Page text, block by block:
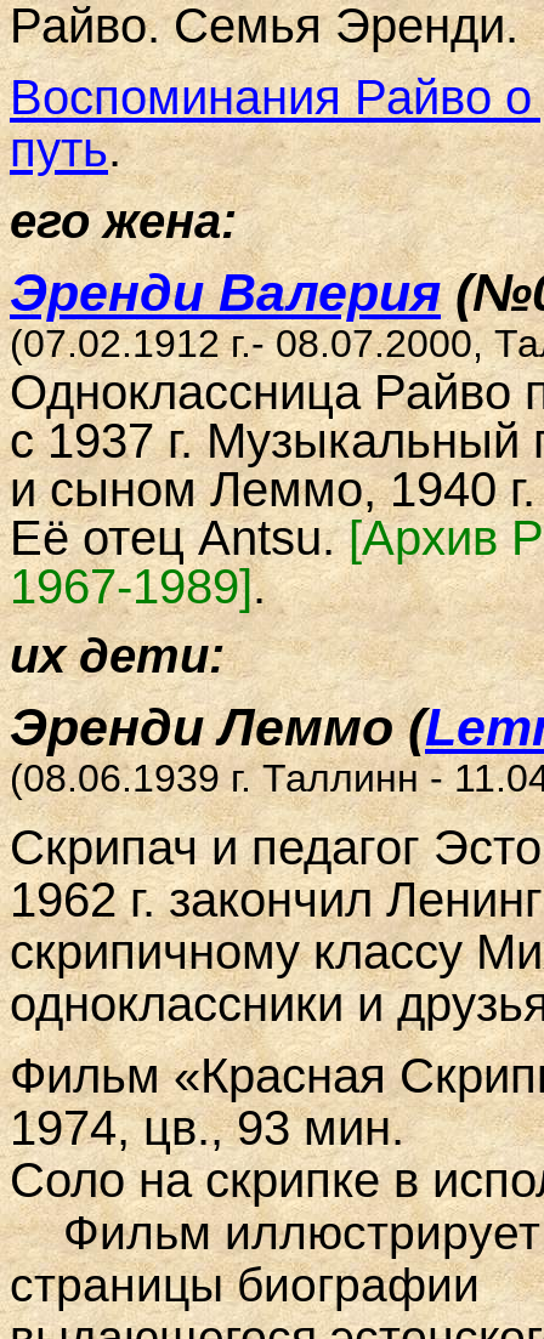
Райво. Семья Эренди.
Воспоминания Райво о
путь.
его жена:
Эренди Валерия
(07.02.1912 г.- 08.07.2000,
Одноклассница Райво
с 1937 г.
и сыном Леммо, 1940 г.
Её отец Antsu.[Архив
1967-1989].
их дети:
Эренди Леммо(
(08.06.1939 г. Таллинн -
Скрипач и педагог
1962 г. закончил
скрипичному классу
одноклассники и
Фильм «Красная
1974, цв., 93 мин.
Соло на скрипке в
Фильм иллюстрирует
страницы биографии